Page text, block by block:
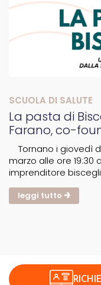
La pasta di
Farano,
SCUOLA DI SALUTE
Tornano i giovedì
marzo alle ore 19:30
imprenditore
materie prime, ma
leggi tutto